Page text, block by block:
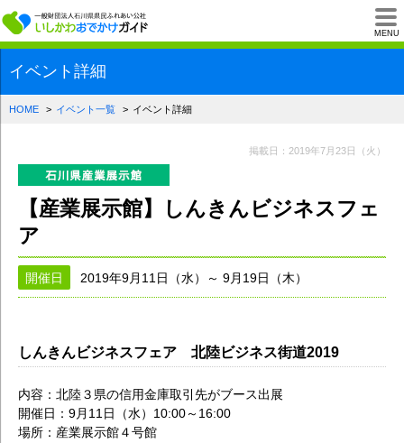
MENU
一般財団法人石川
イベント詳細
HOME イベント一覧 イベント詳細
掲載日：2019年7月23日（火）
【産業展示館】しんきんビジネスフェ
ア
開催日 2019年9月11日（水）～ 9月19日（木）
しんきんビジネスフェア 北陸ビジネス街道2019
内容：北陸３県の信用金庫取引先がブース出展
開催日：9月11日（水）10:00～16:00
場所：産業展示館４号館